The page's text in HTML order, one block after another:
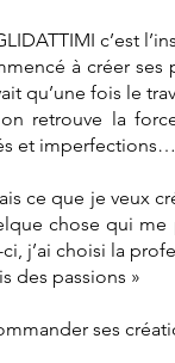
c’est
à créer
qu’une fois le
retrouve la
et imperfections…
ce que je veux
chose qui
ci, j’ai choisi la
des passions »
ses